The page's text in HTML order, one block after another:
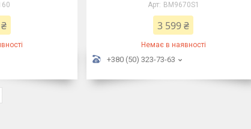
BM9670S1
3 599 ₴
Немає в наявності
+380 (50) 323-73-63